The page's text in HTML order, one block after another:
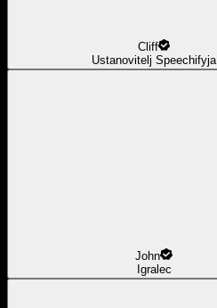
Cliff
Ustanovitelj Speechifyja
John
Igralec